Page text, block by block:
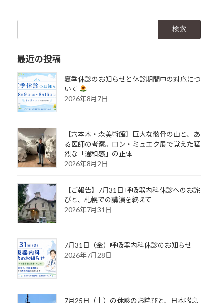
最近の投稿
夏季休診のお知らせと休診期間中の対応につ
いて
2026年8月7日
【六本木・森美術館】巨大な骸骨の山と、あ
る医師の考察。ロン・ミュエク展で覚えた猛
烈な「違和感」の正体
2026年8月2日
【ご報告】7月31日 呼吸器内科休診へのお詫
びと、札幌での講演を終えて
2026年7月31日
7月31日（金）呼吸器内科休診のお知らせ
2026年7月28日
7月25日（土）の休診のお詫びと、日本喘息